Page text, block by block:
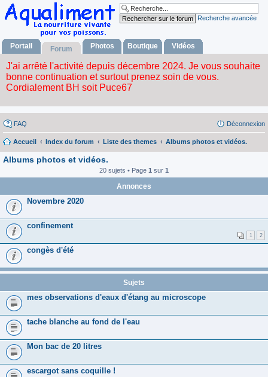
Recherche avancée
Portail Forum Photos Boutique Vidéos
FAQ Déconnexion
Accueil Index du forum Liste des themes Albums photos et vidéos.
Albums photos et vidéos.
20 sujets • Page 1 sur 1
Annonces
Novembre 2020
confinement
1 2
congès d'été
Sujets
mes observations d'eaux d'étang au microscope
tache blanche au fond de l'eau
Mon bac de 20 litres
escargot sans coquille !